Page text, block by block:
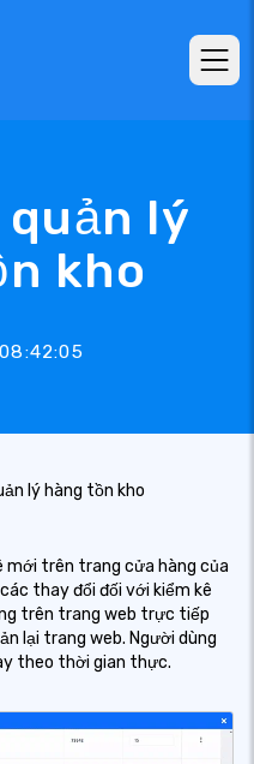
lý
kho
lý hàng tồn kho
mới trên trang cửa hàng của
thay đổi đối với kiểm kê
trên trang web trực tiếp
lại trang web. Người dùng
theo thời gian thực.